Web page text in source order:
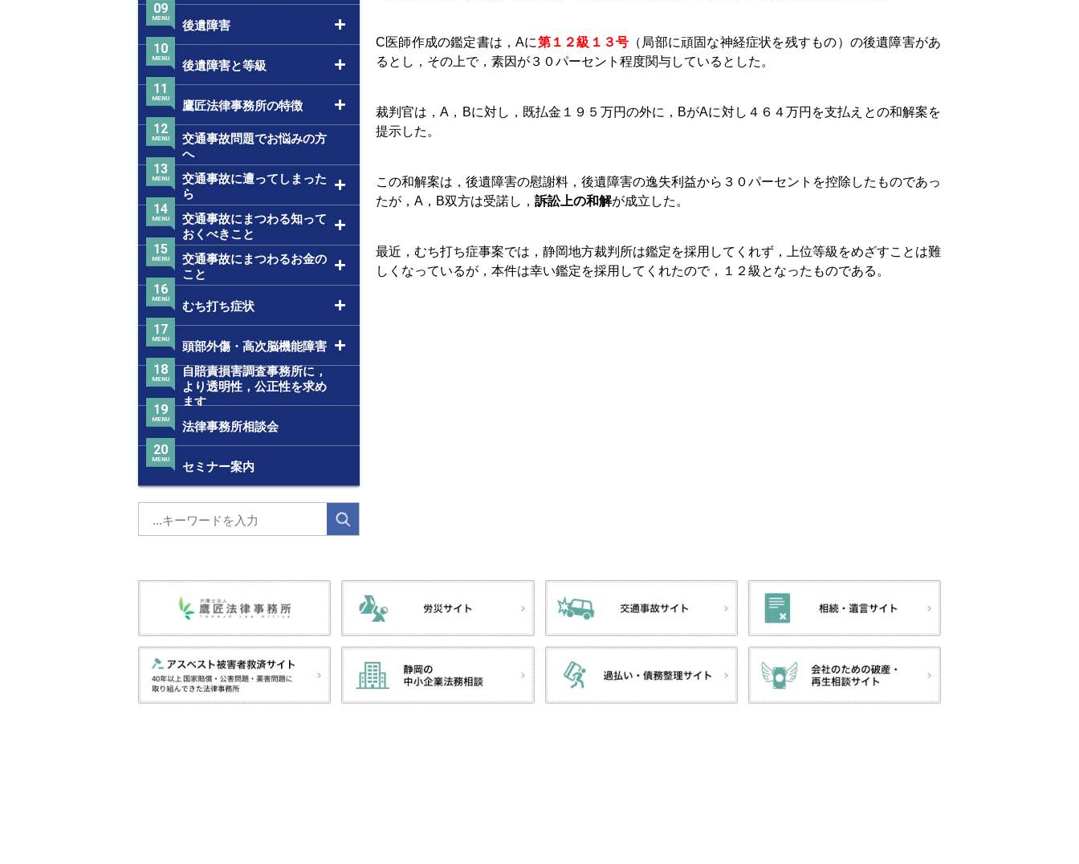
C医師作成の鑑定書は，Aに第１２級１３号 （局部に頑固な神経症状を残すもの）の後遺障害があ
るとし，その上で，素因が３０パーセント程度関与しているとした。
裁判官は，A，Bに対し，既払金１９５万円の外に，BがAに対し４６４万円を支払えとの和解案を
提示した。
この和解案は，後遺障害の慰謝料，後遺障害の逸失利益から３０パーセントを控除したものであっ
たが，A，B双方は受諾し， 訴訟上の和解が成立した。
最近，むち打ち症事案では，静岡地方裁判所は鑑定を採用してくれず，上位等級をめざすことは難
しくなっているが，本件は幸い鑑定を採用してくれたので，１２級となったものである。
後遺障害
09
MENU
後遺障害と等級
10
MENU
鷹匠法律事務所の特徴
11
MENU
交通事故問題でお悩みの方
へ
12
MENU
交通事故に遭ってしまった
ら
13
MENU
交通事故にまつわる知って
おくべきこと
14
MENU
交通事故にまつわるお金の
こと
15
MENU
むち打ち症状
16
MENU
頭部外傷・高次脳機能障害
17
MENU
自賠責損害調査事務所に，
より透明性，公正性を求め
ます
18
MENU
法律事務所相談会
19
MENU
セミナー案内
20
MENU